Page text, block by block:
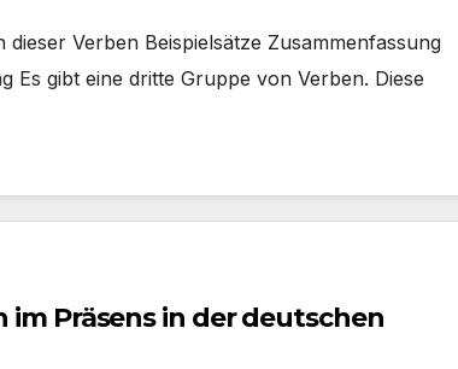
Verben Beispielsätze Zusammenfassung
Es gibt eine dritte Gruppe von Verben. Diese
im Präsens in der deutschen